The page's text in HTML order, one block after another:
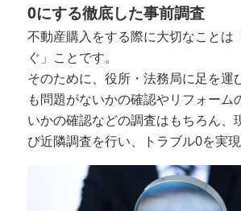
0にする徹底した事前調査
不動産購入をする際に大切なことは
ぐ」ことです。
そのために、役所・法務局に足を運
も問題がないかの確認やリフォーム
いかの確認などの調査はもちろん、
び近隣調査を行い、トラブル0を実現